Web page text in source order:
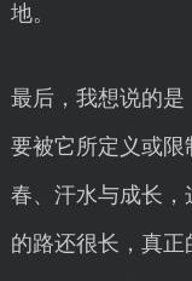
地。
最后，我想说的
要被它所定义或
春、汗水与成长
的路还很长，真正